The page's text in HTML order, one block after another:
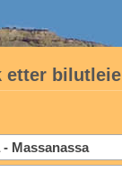
etter bilutleie